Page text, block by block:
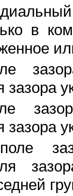
в
зазора
зазора